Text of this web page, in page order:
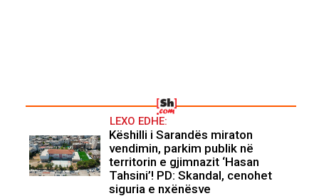
LEXO EDHE:
Këshilli i Sarandës miraton
vendimin, parkim publik në
territorin e gjimnazit ‘Hasan
Tahsini’! PD: Skandal, cenohet
siguria e nxënësve